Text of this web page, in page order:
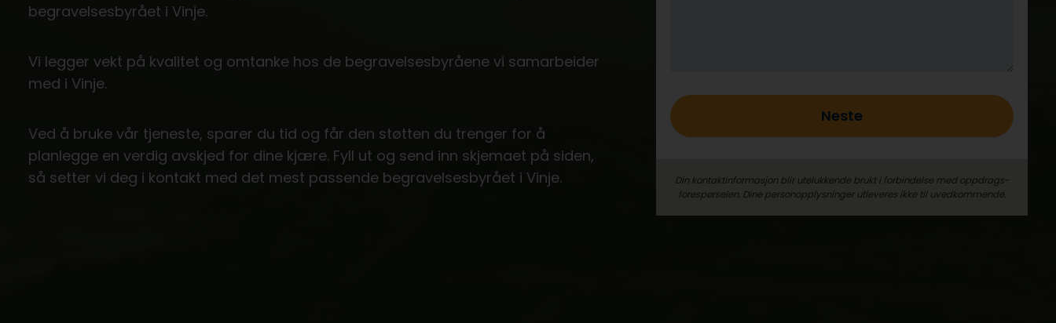
begravelsesbyrået i Vinje.
Vi legger vekt på kvalitet og omtanke hos de begravelsesbyråene vi samarbeider
med i Vinje.
Ved å bruke vår tjeneste, sparer du tid og får den støtten du trenger for å
planlegge en verdig avskjed for dine kjære. Fyll ut og send inn skjemaet på siden,
så setter vi deg i kontakt med det mest passende begravelsesbyrået i Vinje.
Neste
Din kontaktinformasjon blir utelukkende brukt i forbindelse med oppdrags­
forespørselen. Dine person­­opplysninger utleveres ikke til uvedkommende.